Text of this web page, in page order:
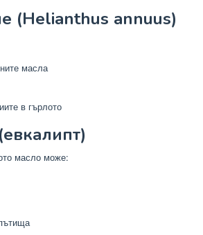
(Helianthus annuus)
масла
в гърлото
масло може: